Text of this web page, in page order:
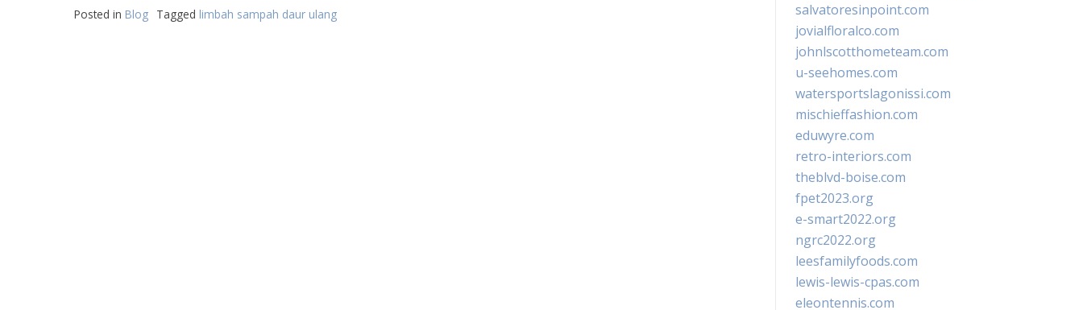
Posted in Blog Tagged limbah sampah daur ulang
salvatoresinpoint.com
jovialfloralco.com
johnlscotthometeam.com
u-seehomes.com
watersportslagonissi.com
mischieffashion.com
eduwyre.com
retro-interiors.com
theblvd-boise.com
fpet2023.org
e-smart2022.org
ngrc2022.org
leesfamilyfoods.com
lewis-lewis-cpas.com
eleontennis.com